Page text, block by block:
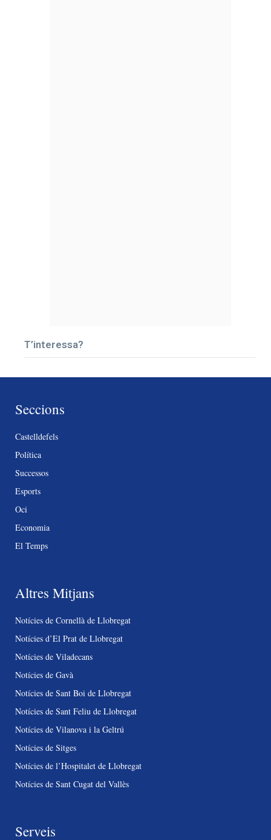
T’interessa?
Seccions
Castelldefels
Política
Successos
Esports
Oci
Economia
El Temps
Altres Mitjans
Notícies de Cornellà de Llobregat
Notícies d’El Prat de Llobregat
Notícies de Viladecans
Notícies de Gavà
Notícies de Sant Boi de Llobregat
Notícies de Sant Feliu de Llobregat
Notícies de Vilanova i la Geltrú
Notícies de Sitges
Notícies de l’Hospitalet de Llobregat
Notícies de Sant Cugat del Vallès
Serveis